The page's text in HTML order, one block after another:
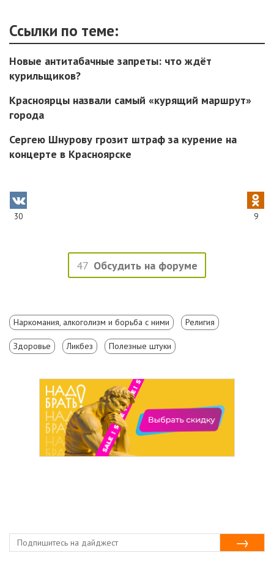
Ссылки по теме:
Новые антитабачные запреты: что ждёт
курильщиков?
Красноярцы назвали самый «курящий маршрут»
города
Сергею Шнурову грозит штраф за курение на
концерте в Красноярске
30 9
47 Обсудить на форуме
Наркомания, алкоголизм и борьба с ними Религия
Здоровье Ликбез Полезные штуки